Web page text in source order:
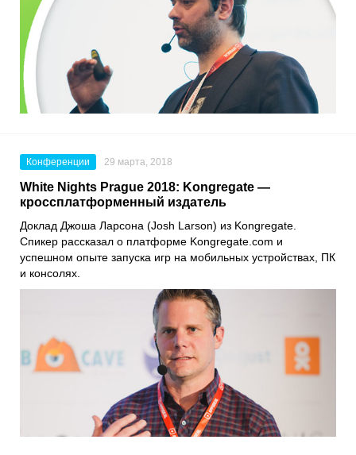
Конференции 29 марта, 2018
White Nights Prague 2018: Kongregate —
кроссплатформенный издатель
Доклад Джоша Ларсона (Josh Larson) из Kongregate.
Спикер рассказал о платформе Kongregate.com и
успешном опыте запуска игр на мобильных устройствах, ПК
и консолях.